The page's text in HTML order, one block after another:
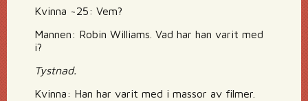
Kvinna ~25: Vem?
Mannen: Robin Williams. Vad har han varit med
i?
Tystnad.
Kvinna: Han har varit med i massor av filmer.